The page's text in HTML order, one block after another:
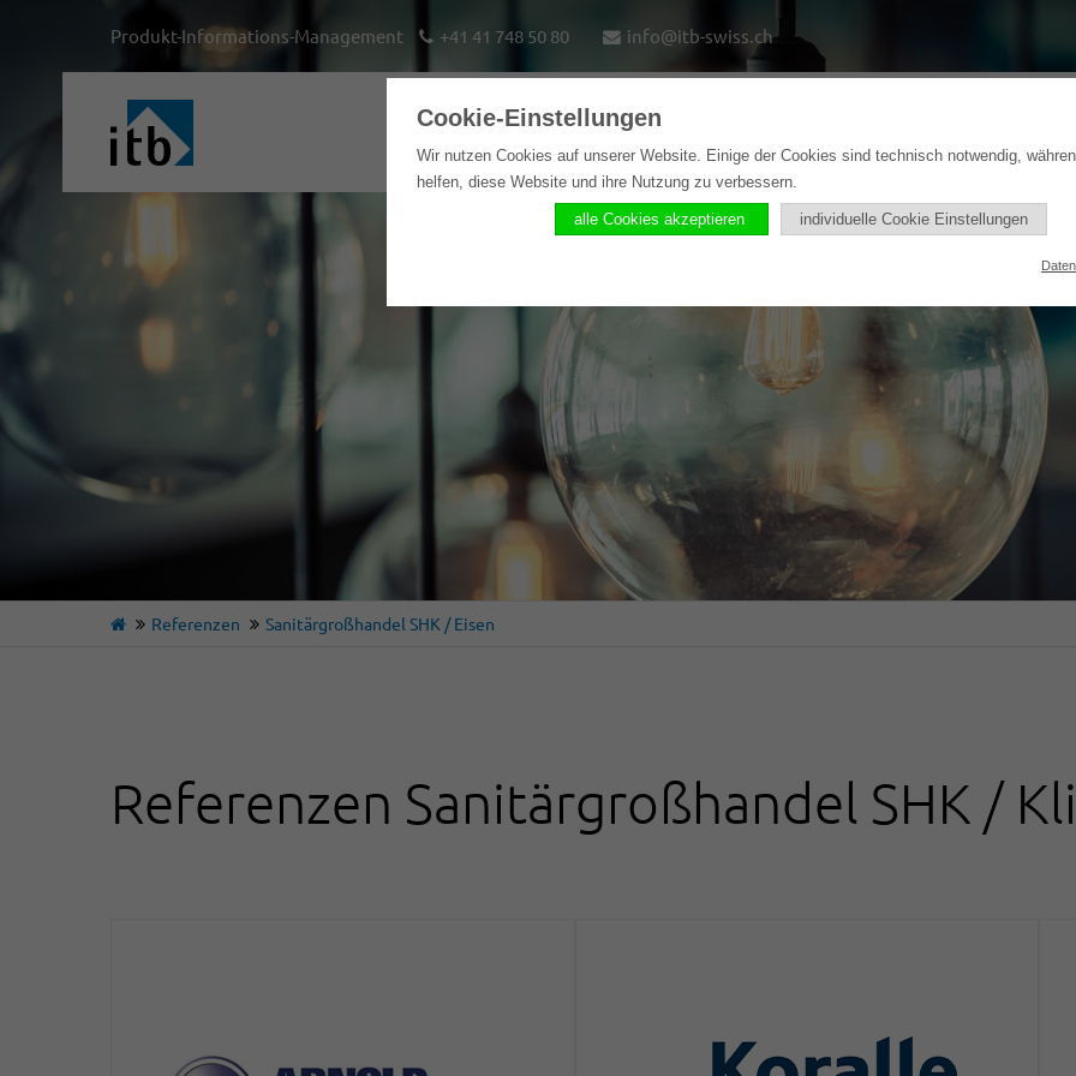
Produkt-Informations-Management +41 41 748 50 80 info@itb-swiss.ch
Home Lösungen
Referenzen Sanitärgroßhandel SHK / Eisen
Referenzen Sanitärgroßhandel SHK /
Cookie-Einstellungen
Wir nutzen Cookies auf unserer Website. Einige der Cookies sind technisch notwendig,
helfen, diese Website und ihre Nutzung zu verbessern.
alle Cookies akzeptieren individuelle Cookie Einstellungen